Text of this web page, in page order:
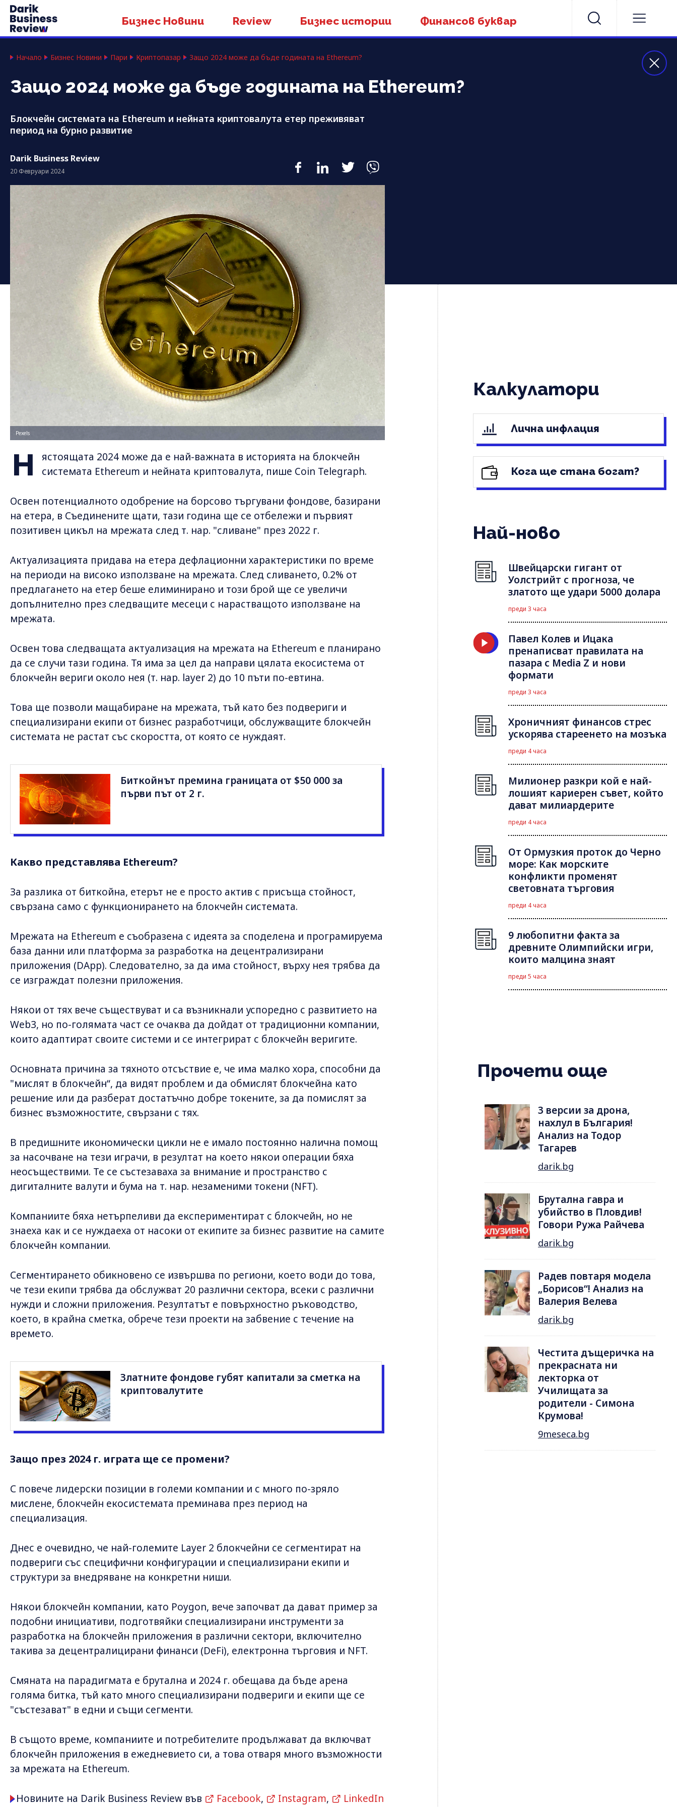
Бизнес Новини Review Бизнес истории Финансов буквар
Начало Бизнес Новини Пари Криптопазар Защо 2024 може да бъде годината на Ethereum?
Защо 2024 може да бъде годината на Ethereum?
Блокчейн системата на Ethereum и нейната криптовалута етер преживяват
период на бурно развитие
Darik Business Review
20 Февруари 2024
Pexels
Н
ястоящата 2024 може да е най-важната в историята на блокчейн
системата Ethereum и нейната криптовалута, пише Coin Telegraph.
Освен потенциалното одобрение на борсово търгувани фондове, базирани
на етера, в Съединените щати, тази година ще се отбележи и първият
позитивен цикъл на мрежата след т. нар. "сливане" през 2022 г.
Актуализацията придава на етера дефлационни характеристики по време
на периоди на високо използване на мрежата. След сливането, 0.2% от
предлагането на етер беше елиминирано и този брой ще се увеличи
допълнително през следващите месеци с нарастващото използване на
мрежата.
Освен това следващата актуализация на мрежата на Ethereum е планирано
да се случи тази година. Тя има за цел да направи цялата екосистема от
блокчейн вериги около нея (т. нар. layer 2) до 10 пъти по-евтина.
Това ще позволи мащабиране на мрежата, тъй като без подвериги и
специализирани екипи от бизнес разработчици, обслужващите блокчейн
системата не растат със скоростта, от която се нуждаят.
Биткойнът премина границата от $50 000 за
първи път от 2 г.
Какво представлява Ethereum?
За разлика от биткойна, етерът не е просто актив с присъща стойност,
свързана само с функционирането на блокчейн системата.
Мрежата на Ethereum е съобразена с идеята за споделена и програмируема
база данни или платформа за разработка на децентрализирани
приложения (DApp). Следователно, за да има стойност, върху нея трябва да
се изграждат полезни приложения.
Някои от тях вече съществуват и са възникнали успоредно с развитието на
Web3, но по-голямата част се очаква да дойдат от традиционни компании,
които адаптират своите системи и се интегрират с блокчейн веригите.
Основната причина за тяхното отсъствие е, че има малко хора, способни да
"мислят в блокчейн“, да видят проблем и да обмислят блокчейна като
решение или да разберат достатъчно добре токените, за да помислят за
бизнес възможностите, свързани с тях.
В предишните икономически цикли не е имало постоянно налична помощ
за насочване на тези играчи, в резултат на което някои операции бяха
неосъществими. Те се състезаваха за внимание и пространство с
дигиталните валути и бума на т. нар. незаменими токени (NFT).
Компаниите бяха нетърпеливи да експериментират с блокчейн, но не
знаеха как и се нуждаеха от насоки от екипите за бизнес развитие на самите
блокчейн компании.
Сегментирането обикновено се извършва по региони, което води до това,
че тези екипи трябва да обслужват 20 различни сектора, всеки с различни
нужди и сложни приложения. Резултатът е повърхностно ръководство,
което, в крайна сметка, обрече тези проекти на забвение с течение на
времето.
Златните фондове губят капитали за сметка на
криптовалутите
Защо през 2024 г. играта ще се промени?
С повече лидерски позиции в големи компании и с много по-зряло
мислене, блокчейн екосистемата преминава през период на
специализация.
Днес е очевидно, че най-големите Layer 2 блокчейни се сегментират на
подвериги със специфични конфигурации и специализирани екипи и
структури за внедряване на конкретни ниши.
Някои блокчейн компании, като Poygon, вече започват да дават пример за
подобни инициативи, подготвяйки специализирани инструменти за
разработка на блокчейн приложения в различни сектори, включително
такива за децентралицирани финанси (DeFi), електронна търговия и NFT.
Смяната на парадигмата е брутална и 2024 г. обещава да бъде арена
голяма битка, тъй като много специализирани подвериги и екипи ще се
"състезават" в едни и същи сегменти.
В същото време, компаниите и потребителите продължават да включват
блокчейн приложения в ежедневието си, а това отваря много възможности
за мрежата на Ethereum.
Новините на Darik Business Review във Facebook, Instagram,
LinkedIn
Калкулатори
Лична инфлация
Кога ще стана богат?
Най-ново
Швейцарски гигант от
Уолстрийт с прогноза, че
златото ще удари 5000 долара
преди 3 часа
Павел Колев и Ицака
пренаписват правилата на
пазара с Media Z и нови
формати
преди 3 часа
Хроничният финансов стрес
ускорява стареенето на мозъка
преди 4 часа
Милионер разкри кой е най-
лошият кариерен съвет, който
дават милиардерите
преди 4 часа
От Ормузкия проток до Черно
море: Как морските
конфликти променят
световната търговия
преди 4 часа
9 любопитни факта за
древните Олимпийски игри,
които малцина знаят
преди 5 часа
Прочети още
3 версии за дрона,
нахлул в България!
Анализ на Тодор
Тагарев
darik.bg
Брутална гавра и
убийство в Пловдив!
Говори Ружа Райчева
darik.bg
Радев повтаря модела
„Борисов“! Анализ на
Валерия Велева
darik.bg
Честита дъщеричка на
прекрасната ни
лекторка от
Училищата за
родители - Симона
Крумова!
9meseca.bg